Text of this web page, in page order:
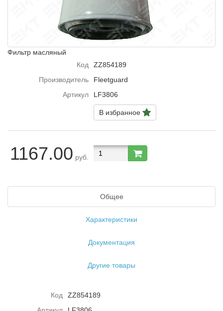
Фильтр масляный
Код
ZZ854189
Производитель
Fleetguard
Артикул
LF3806
В избранное
1167.00 руб.
Общее
Характеристики
Документация
Другие товары
Код
ZZ854189